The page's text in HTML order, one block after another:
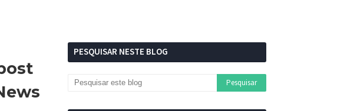
PESQUISAR NESTE BLOG